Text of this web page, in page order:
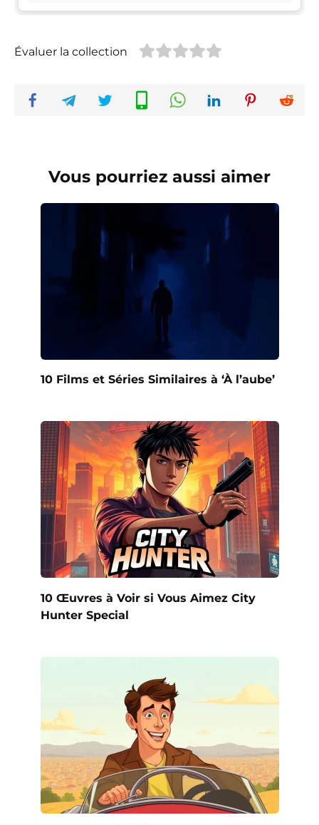
Évaluer la collection
Vous pourriez aussi aimer
10 Films et Séries Similaires à ‘À l’aube’
10 Œuvres à Voir si Vous Aimez City
Hunter Special